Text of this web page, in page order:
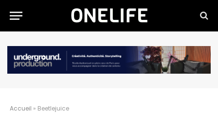
Accueil » Beetlejuice